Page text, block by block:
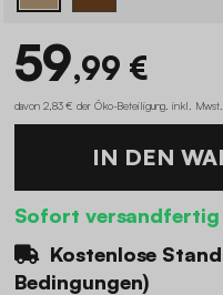
59,99 €
davon 2,83 € der Öko-Beteiligung inkl. Mwst.
IN DEN
Sofort versandfertig
Kostenlose
Bedingungen)